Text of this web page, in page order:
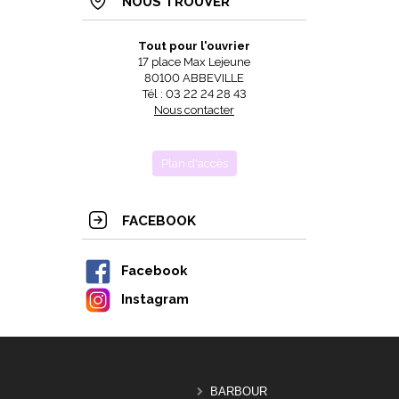
Tout pour l'ouvrier
17 place Max Lejeune
80100 ABBEVILLE
Tél : 03 22 24 28 43
Nous contacter
Plan d'accès
FACEBOOK
Facebook
Instagram
BARBOUR